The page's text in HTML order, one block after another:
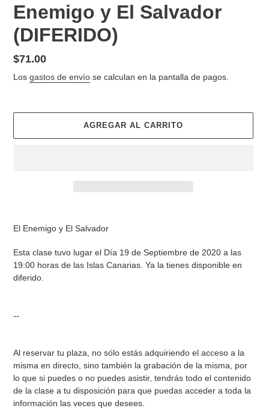
Enemigo y El Salvador
(DIFERIDO)
Precio
habitual
$71.00
Los gastos de envío se calculan en la pantalla de pagos.
AGREGAR AL CARRITO
a
tu
carrito
El Enemigo y El Salvador
Esta clase tuvo lugar el Día 19 de Septiembre de 2020 a las
19:00 horas de las Islas Canarias. Ya la tienes disponible en
diferido.
--
Al reservar tu plaza, no sólo estás adquiriendo el acceso a la
misma en directo, sino también la grabación de la misma, por
lo que si puedes o no puedes asistir, tendrás todo el contenido
de la clase a tu disposición para que puedas acceder a toda la
información las veces que desees.